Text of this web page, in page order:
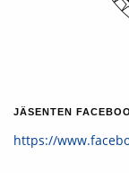
JÄSENTEN
https://